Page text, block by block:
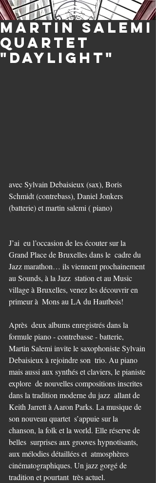
Martin Salemi
Quartet
"Daylight"
avec Sylvain Debaisieux (sax), Boris
Schmidt (contrebass), Daniel Jonkers
(batterie) et martin salemi ( piano)
J’ai  eu l’occasion de les écouter sur la
Grand Place de Bruxelles dans le  cadre du
Jazz marathon… ils viennent prochainement
au Sounds, à la Jazz  station et au Music
village à Bruxelles, venez les découvrir en
primeur à  Mons au LA du Hautbois!
Après  deux albums enregistrés dans la
formule piano - contrebasse - batterie,
Martin Salemi invite le saxophoniste Sylvain
Debaisieux à rejoindre son  trio. Au piano
mais aussi aux synthés et claviers, le pianiste
explore  de nouvelles compositions inscrites
dans la tradition moderne du jazz  allant de
Keith Jarrett à Aaron Parks. La musique de
son nouveau quartet  s’appuie sur la
chanson, la folk et la world. Elle réserve de
belles  surprises aux grooves hypnotisants,
aux mélodies détaillées et  atmosphères
cinématographiques. Un jazz gorgé de
tradition et pourtant  très actuel.